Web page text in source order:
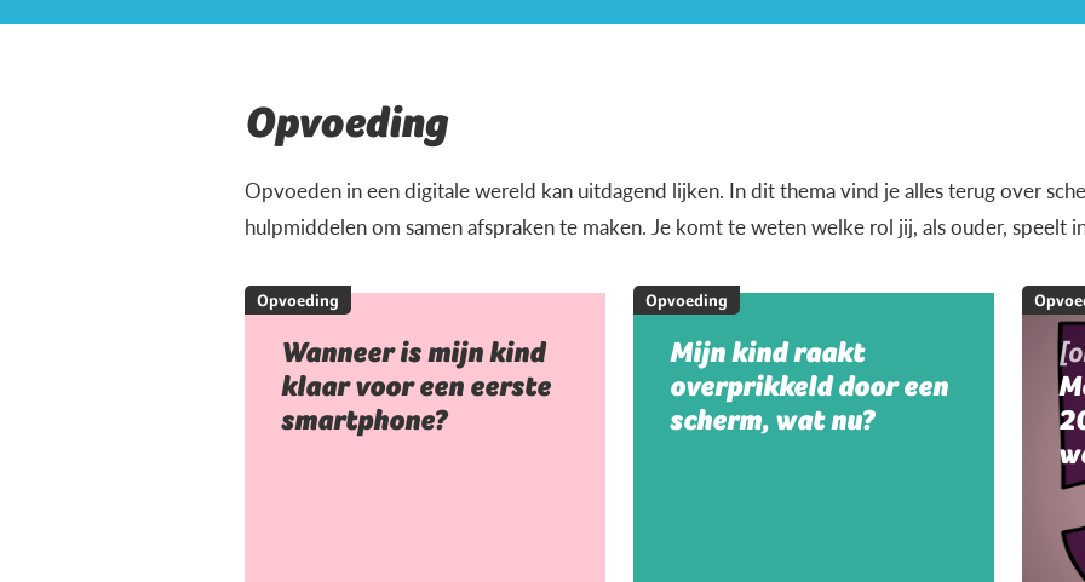
Opvoeding
Opvoeden in een digitale wereld kan uitdagend lijken. In dit thema vind je alles terug over
hulpmiddelen om samen afspraken te maken. Je komt te weten welke rol jij, als ouder, speelt
Opvoeding
Wanneer is mijn kind
klaar voor een eerste
smartphone?
Opvoeding
Mijn kind raakt
overprikkeld door een
scherm, wat nu?